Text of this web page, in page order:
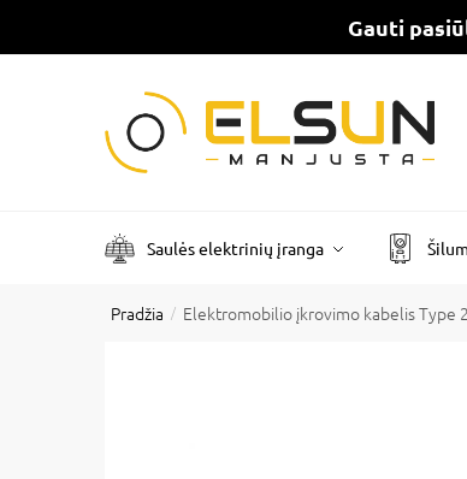
Gauti
Saulės elektrinių įranga
Pradžia / Elektromobilio įkrovimo kabelis Type